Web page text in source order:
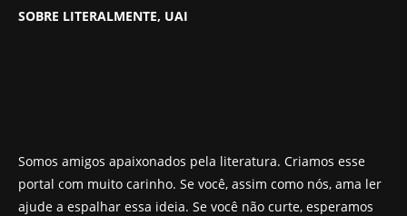
SOBRE LITERALMENTE, UAI
Somos amigos apaixonados pela literatura. Criamos esse
portal com muito carinho. Se você, assim como nós, ama ler
ajude a espalhar essa ideia. Se você não curte, esperamos